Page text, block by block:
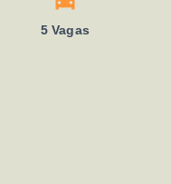
5 Vagas